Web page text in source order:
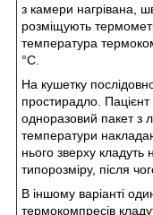
з камери нагрівана,
розміщують
температура
°С.
На кушетку
простирадло. Пацієнт
одноразовий пакет з
температури
нього зверху кладуть
типорозміру, після
В іншому варіанті
термокомпресів